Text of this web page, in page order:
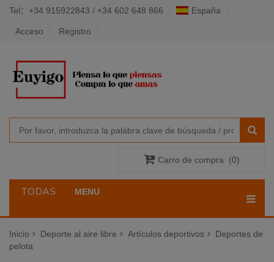
Tel：+34 915922843 / +34 602 648 866 España
Acceso Registro
Carro de compra (0)
TODAS
LAS
CATEGORÍAS
MENU
Inicio Deporte al aire libre Artículos deportivos
Deportes de
pelota